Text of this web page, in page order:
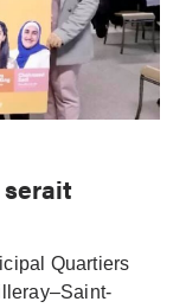
Quartiers